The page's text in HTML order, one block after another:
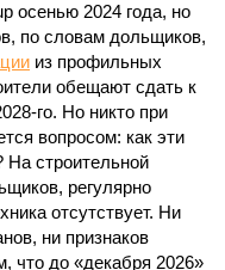
осенью 2024 года, но
по словам дольщиков,
из профильных
обещают сдать к
го. Но никто при
вопросом: как эти
На строительной
регулярно
отсутствует. Ни
ни признаков
что до «декабря 2026»